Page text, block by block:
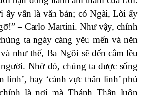
ấy vẫn là văn bản; có Ngài, Lời ấy
– Carlo Martini. Như vậy, chính
ta ngày càng yêu mến và nên
như thế, Ba Ngôi sẽ đến cắm lều
Nhờ đó, chúng ta được sống
linh’, hay ‘cảnh vực thần linh’ phủ
là nơi mà Thánh Thần luôn